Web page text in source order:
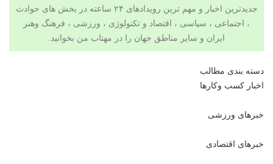
جدیدترین اخبار و مهم ترین رویدادهای ۲۴ ساعته در بخش های حوادث
، اجتماعی ، سیاسی ، اقتصاد و تکنولوژی ، ورزشی ، فرهنگ وهنر
ایران و سایر مناطق جهان را در مهتاب من بخوانید.
دسته بندی مطالب
اخبار کسب وکارها
خبرهای ورزشی
خبرهای اقتصادی